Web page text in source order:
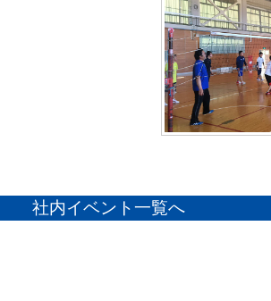
社内イベント一覧へ